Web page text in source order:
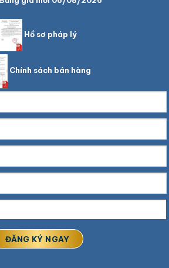
Hồ sơ pháp lý
Chính sách bán hàng